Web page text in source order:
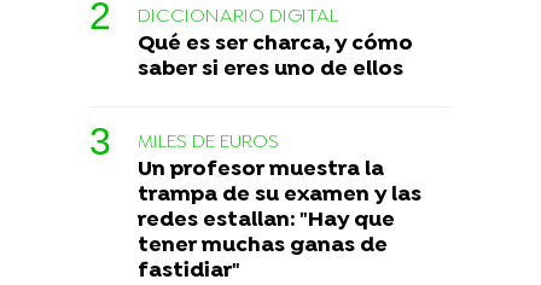
DICCIONARIO DIGITAL
Qué es ser charca, y cómo
saber si eres uno de ellos
MILES DE EUROS
Un profesor muestra la
trampa de su examen y las
redes estallan: "Hay que
tener muchas ganas de
fastidiar"